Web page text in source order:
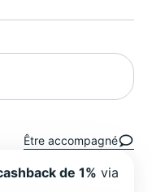
Être accompagné
de 1% via